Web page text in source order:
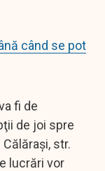
când se pot
fi de
de joi spre
str.
lucrări vor